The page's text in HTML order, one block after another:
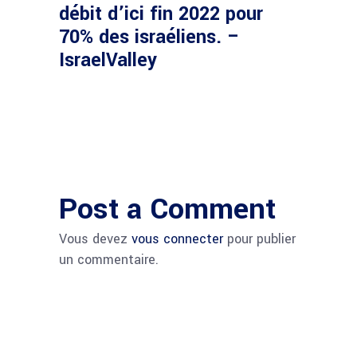
débit d’ici fin 2022 pour
70% des israéliens. –
IsraelValley
Post a Comment
Vous devez vous connecterpour publier
un commentaire.